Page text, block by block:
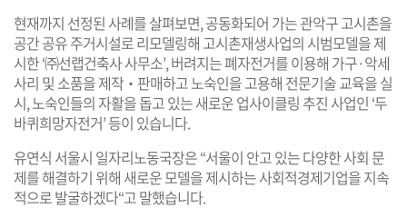
현재까지 선정된 사례를 살펴보면, 공동화되어 가는 관악구 고시촌을
공간 공유 주거시설로 리모델링해 고시촌재생사업의 시범모델을 제
시한 ‘㈜선랩건축사 사무소’, 버려지는 폐자전거를 이용해 가구·악세
사리 및 소품을 제작‧판매하고 노숙인을 고용해 전문기술 교육을 실
시, 노숙인들의 자활을 돕고 있는 새로운 업사이클링 추진 사업인 ‘두
바퀴희망자전거’ 등이 있습니다.
유연식 서울시 일자리노동국장은 “서울이 안고 있는 다양한 사회 문
제를 해결하기 위해 새로운 모델을 제시하는 사회적경제기업을 지속
적으로 발굴하겠다“고 말했습니다.